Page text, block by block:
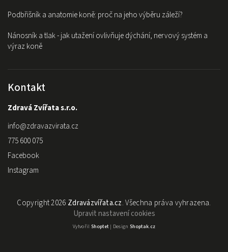
Podbřišník a anatomie koně: proč na jeho výběru záleží?
Nánosník a tlak - jak utažení ovlivňuje dýchání, nervový systém a
výraz koně
Kontakt
Zdravá Zvířata s.r.o.
info@zdravazvirata.cz
775 600 075
Facebook
Instagram
Copyright 2026 Zdravázvířata.cz. Všechna práva vyhrazena.
Upravit nastavení cookies
Vytvořil Shoptet| Design Shoptak.cz